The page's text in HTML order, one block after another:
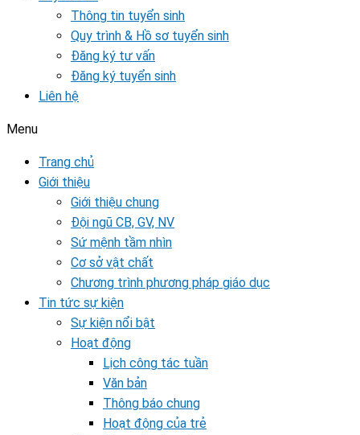
Thông tin tuyển sinh
Quy trình & Hồ sơ tuyển sinh
Đăng ký tư vấn
Đăng ký tuyển sinh
Liên hệ
Menu
Trang chủ
Giới thiệu
Giới thiệu chung
Đội ngũ CB, GV, NV
Sứ mệnh tầm nhìn
Cơ sở vật chất
Chương trình phương pháp giáo dục
Tin tức sự kiện
Sự kiện nổi bật
Hoạt động
Lịch công tác tuần
Văn bản
Thông báo chung
Hoạt động của trẻ